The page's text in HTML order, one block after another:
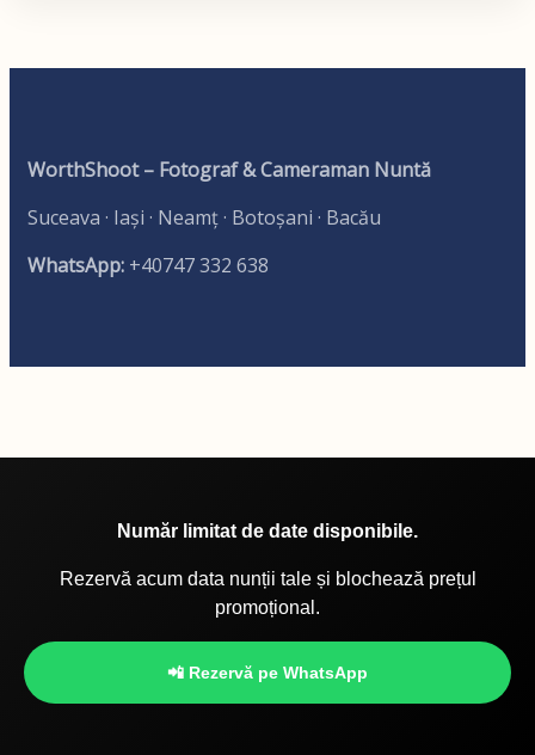
WorthShoot – Fotograf & Cameraman Nuntă
Suceava · Iași · Neamț · Botoșani · Bacău
WhatsApp: +40747 332 638
Număr limitat de date disponibile.
Rezervă acum data nunții tale și blochează prețul
promoțional.
📲 Rezervă pe WhatsApp